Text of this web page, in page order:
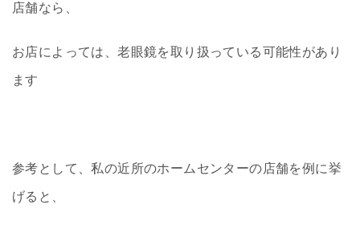
店舗なら、
お店によっては、老眼鏡を取り扱っている可能性があり
ます
参考として、私の近所のホームセンターの店舗を例に挙
げると、